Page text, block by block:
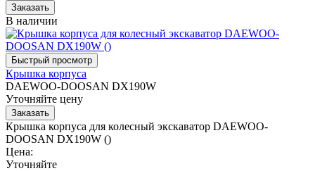
В наличии
Крышка корпуса
DAEWOO-DOOSAN DX190W
Уточняйте цену
Крышка корпуса для колесный экскаватор DAEWOO-
DOOSAN DX190W ()
Цена:
Уточняйте